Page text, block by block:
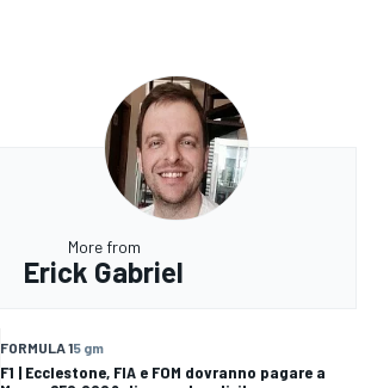
More from
Erick Gabriel
FORMULA 15 gm
F1 | Ecclestone, FIA e FOM dovranno pagare a